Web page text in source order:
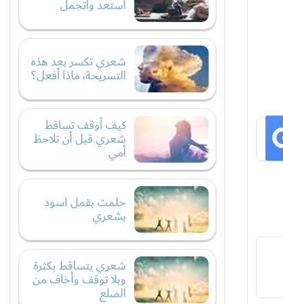
أستعد وأتجمل
شعري تكسر بعد هذه
التسريحة، ماذا أفعل؟
كيف أوقف تساقط
شعري قبل أن تلاحظ
أمي
حلمت بقمل اسود
بشعري
شعري يتساقط بكثرة
وبلا توقف وأخاف من
الصلع